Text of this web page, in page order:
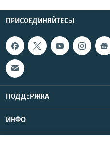
ПРИСОЕДИНЯЙТЕСЬ!
ПОДДЕРЖКА
ИНФО